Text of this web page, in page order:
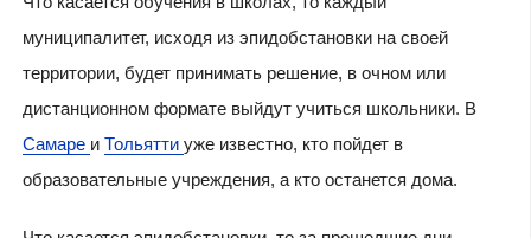
муниципалитет, исходя из эпидобстановки на своей
территории, будет принимать решение, в очном или
дистанционном формате выйдут учиться школьники. В
Самаре и Тольятти уже известно, кто пойдет в
образовательные учреждения, а кто останется дома.